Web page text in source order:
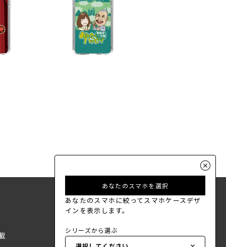
あなたのスマホを選択
あなたのスマホに絞ってスマホケースデザ
インを表示します。
シリーズから選ぶ